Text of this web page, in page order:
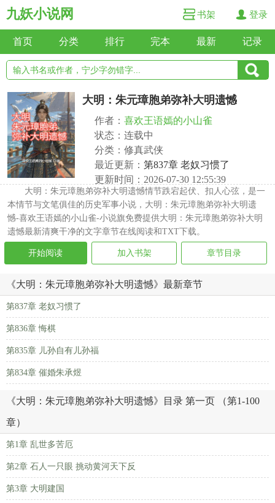
九妖小说网 书架 登录
首页 分类 排行 完本 最新 记录
大明：朱元璋胞弟弥补大明遗憾
作者： 喜欢王语嫣的小山雀
状态：连载中
分类：修真武侠
最近更新： 第837章 老奴习惯了
更新时间：2026-07-30 12:55:39
大明：朱元璋胞弟弥补大明遗憾情节跌宕起伏、扣人心弦，是一
本情节与文笔俱佳的历史军事小说，大明：朱元璋胞弟弥补大明遗
憾-喜欢王语嫣的小山雀-小说旗免费提供大明：朱元璋胞弟弥补大明
遗憾最新清爽干净的文字章节在线阅读和TXT下载。
开始阅读 加入书架 章节目录
《大明：朱元璋胞弟弥补大明遗憾》最新章节
第837章 老奴习惯了
第836章 悔棋
第835章 儿孙自有儿孙福
第834章 催婚朱承煜
《大明：朱元璋胞弟弥补大明遗憾》目录 第一页 （第1-100
章）
第1章 乱世多苦厄
第2章 石人一只眼 挑动黄河天下反
第3章 大明建国